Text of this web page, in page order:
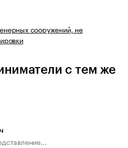
сооружений, не
с тем же